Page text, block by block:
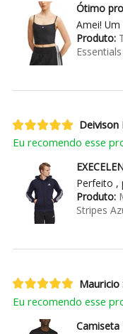
Ótimo
Amei!
Produto:
Deivison
Eu recomendo esse
Perfeito ,
Produto:
Stripes
Mauricio
Eu recomendo esse
Camiseta